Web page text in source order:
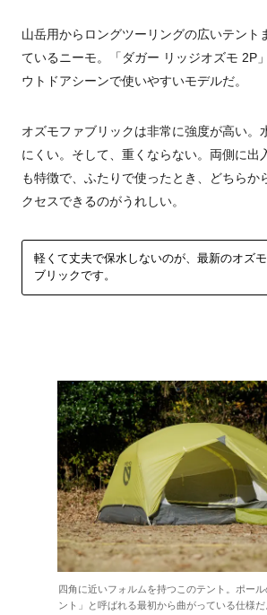
山岳用からロングツーリングの広いテント
ているニーモ。「ダガー リッジオズモ 2P
ウトドアシーンで使いやすいモデルだ。
オズモファブリックは非常に強度が高い。
にくい。そして、重くならない。両側に出
も特徴で、ふたりで使ったとき、どちらか
クセスできるのがうれしい。
軽くて丈夫で保水しないのが、最新のオズ
ブリックです。
四角に近いフォルムを持つこのテント。ポー
ント」と呼ばれる最初から曲がっている仕様